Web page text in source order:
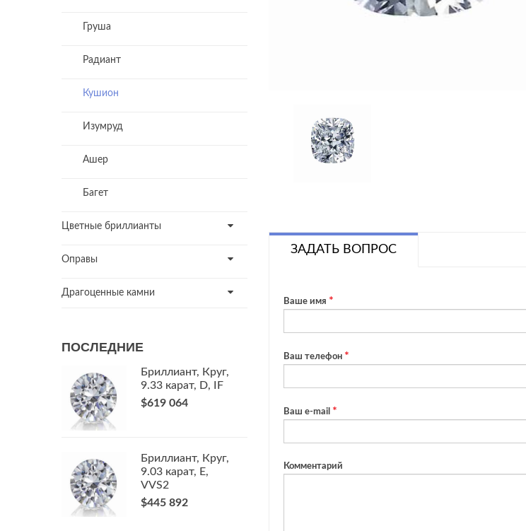
Груша
Радиант
Кушион
Изумруд
Ашер
Багет
Цветные бриллианты
Оправы
Драгоценные камни
ПОСЛЕДНИЕ
Бриллиант, Круг,
9.33 карат, D, IF
$619 064
Бриллиант, Круг,
9.03 карат, E,
VVS2
$445 892
ЗАДАТЬ ВОПРОС
Ваше имя
Ваш телефон
Ваш e-mail
Комментарий